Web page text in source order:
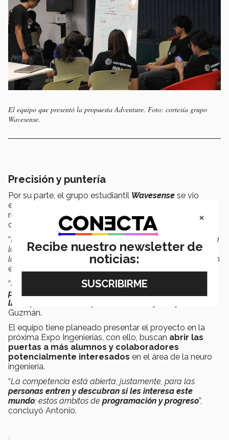
El equipo que presentó la propuesta Adventure. Foto: cortesía grupo
Wavesense.
Precisión y puntería
Por su parte, el grupo estudiantil Wavesense se vio
envuelto en una
responsabilidades del equipo se extendieron más allá
de su desempeño como participantes.
“Estábamosen la organización del evento
, atendiendo a
los concursantes, nos propusimos primero plantear la
logística
”, compartió Luis Jorge Lizárraga, participante en
el desarrollo del videojuego y las señales del programa.
“Priorizamos mucho la experiencia de los demás;
preocupamos de que todos los equipos ya estuvieran
listos
Guzmán.
El equipo tiene planeado presentar el proyecto en la
próxima Expo Ingenierías, con ello, buscan abrir las
puertas a más alumnos y colaboradores
potencialmente interesados en el área de la neuro
ingeniería.
“La competencia está abierta, justamente, para las
personas entren y descubran si les interesa este
mundo; estos ámbitos de programación y progreso”,
concluyó Antonio.
×
Recibe nuestro newsletter de
noticias: